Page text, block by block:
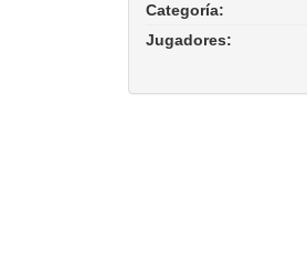
Categoría:
Jugadores: